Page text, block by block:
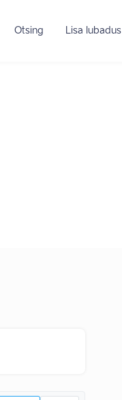
Otsing Lisa lubadus